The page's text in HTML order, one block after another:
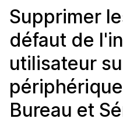
Supprimer
défaut de
utilisateur
Bureau et